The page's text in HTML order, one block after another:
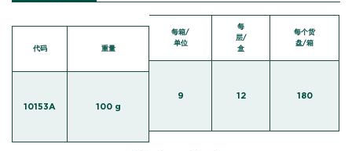
代码 重量
10153A 100 g
每箱/
单位
每
层/
盒
每个货
盘/箱
9 12 180